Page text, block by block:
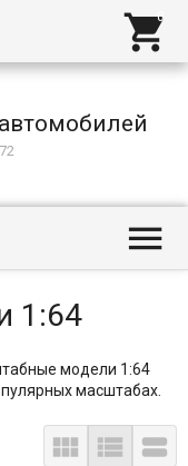


1:64
модели 1:64
масштабах.
  